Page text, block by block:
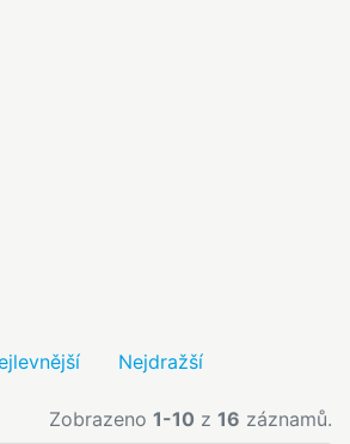
Nejdražší
Zobrazeno 1-10 z 16 záznamů.